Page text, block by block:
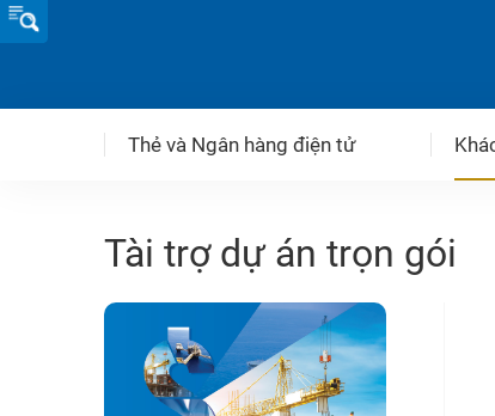
Thẻ và Ngân hàng điện tử
Tài trợ dự án trọn gói